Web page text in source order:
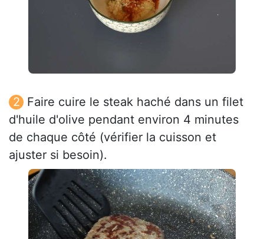
Faire cuire le steak haché dans un filet
d'huile d'olive pendant environ 4 minutes
de chaque côté (vérifier la cuisson et
ajuster si besoin).